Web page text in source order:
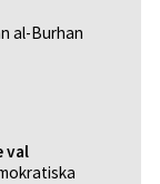
al-Burhan
val